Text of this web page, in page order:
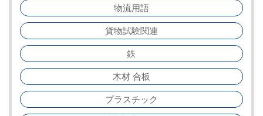
物流用語
貨物試験関連
鉄
木材 合板
プラスチック